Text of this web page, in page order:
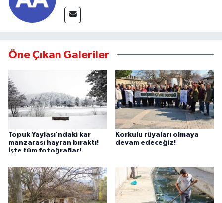
Öne Çıkan Galeriler
Topuk Yaylası'ndaki kar
manzarası hayran bıraktı!
İşte tüm fotoğraflar!
Korkulu rüyaları olmaya
devam edeceğiz!